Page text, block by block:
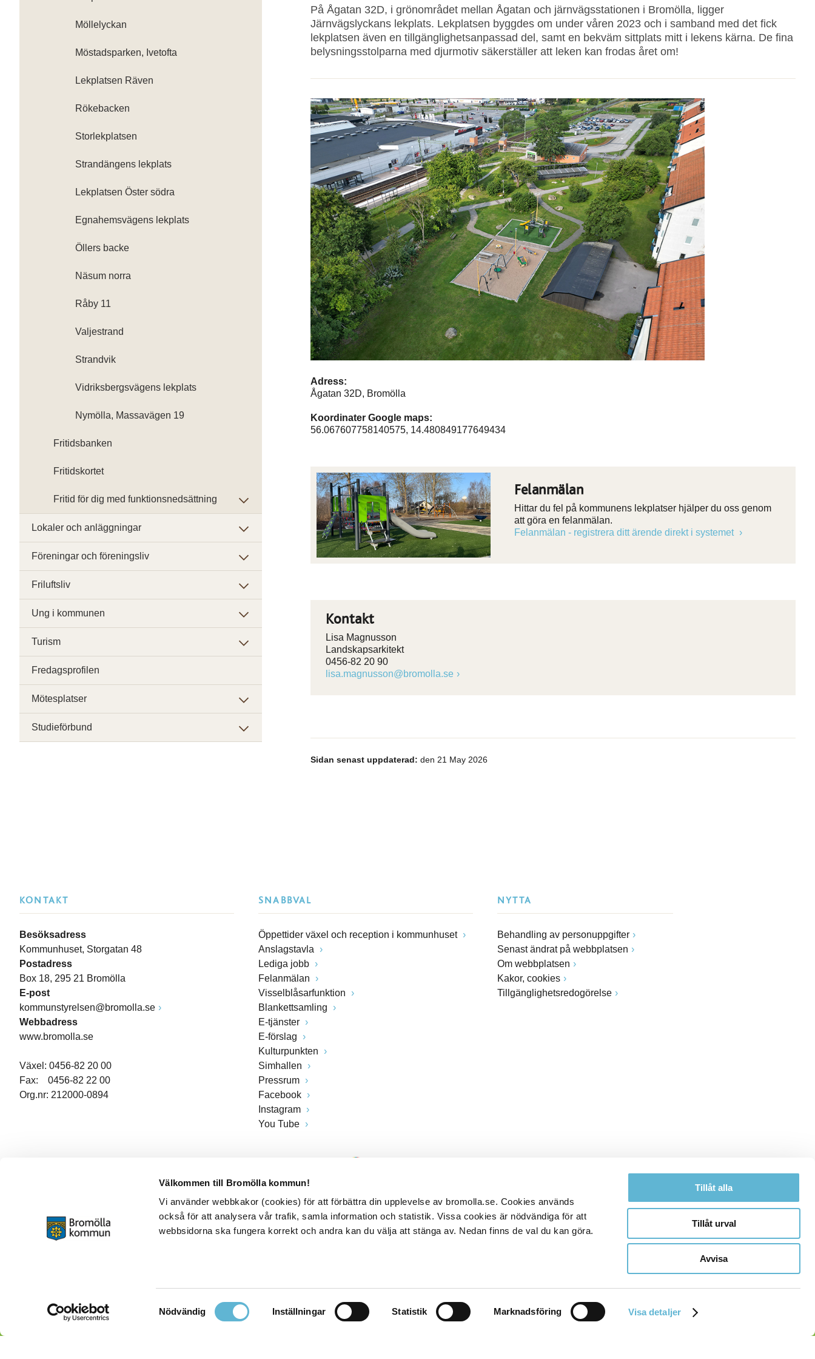
Välkommen till Bromölla kommun!
Vi använder webbkakor (cookies) för att förbättra din upplevelse av bromolla.se. Cookies används
också för att analysera vår trafik, samla information och statistik. Vissa cookies är nödvändiga för att
webbsidorna ska fungera korrekt och andra kan du välja att stänga av. Nedan finns de val du kan göra.
Samtyckesval
Nödvändig Inställningar Statistik Marknadsföring Visa detaljer
Tillåt alla
Tillåt urval
Avvisa
På Ågatan 32D, i grönområdet mellan Ågatan och järnvägsstationen i Bromölla, ligger
Järnvägslyckans lekplats. Lekplatsen byggdes om under våren 2023 och i samband med det fick
lekplatsen även en tillgänglighetsanpassad del, samt en bekväm sittplats mitt i lekens kärna. De fina
belysningsstolparna med djurmotiv säkerställer att leken kan frodas året om!
Adress:
Ågatan 32D, Bromölla
Koordinater Google maps:
56.067607758140575, 14.480849177649434
Felanmälan
Hittar du fel på kommunens lekplatser hjälper du oss genom
att göra en felanmälan.
Felanmälan - registrera ditt ärende direkt i systemet
Kontakt
Lisa Magnusson
Landskapsarkitekt
0456-82 20 90
lisa.magnusson@bromolla.se
Sidan senast uppdaterad: den 21 May 2026
Möllelyckan
Möstadsparken, Ivetofta
Lekplatsen Räven
Rökebacken
Storlekplatsen
Strandängens lekplats
Lekplatsen Öster södra
Egnahemsvägens lekplats
Öllers backe
Näsum norra
Råby 11
Valjestrand
Strandvik
Vidriksbergsvägens lekplats
Nymölla, Massavägen 19
Fritidsbanken
Fritidskortet
Fritid för dig med funktionsnedsättning
Lokaler och anläggningar
Föreningar och föreningsliv
Friluftsliv
Ung i kommunen
Turism
Fredagsprofilen
Mötesplatser
Studieförbund
KONTAKT
Besöksadress
Kommunhuset, Storgatan 48
Postadress
Box 18, 295 21 Bromölla
E-post
kommunstyrelsen@bromolla.se
Webbadress
www.bromolla.se
Växel: 0456-82 20 00
Fax: 0456-82 22 00
Org.nr: 212000-0894
SNABBVAL
Öppettider växel och reception i kommunhuset
Anslagstavla
Lediga jobb
Felanmälan
Visselblåsarfunktion
Blankettsamling
E-tjänster
E-förslag
Kulturpunkten
Simhallen
Pressrum
Facebook
Instagram
You Tube
NYTTA
Behandling av personuppgifter
Senast ändrat på webbplatsen
Om webbplatsen
Kakor, cookies
Tillgänglighetsredogörelse